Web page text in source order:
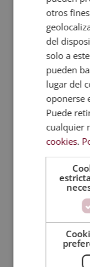
Los
pueden
como:
Técnico
otros
del
solo a
pueden
lugar del
oponerse
Puede
cualquier
cookies.